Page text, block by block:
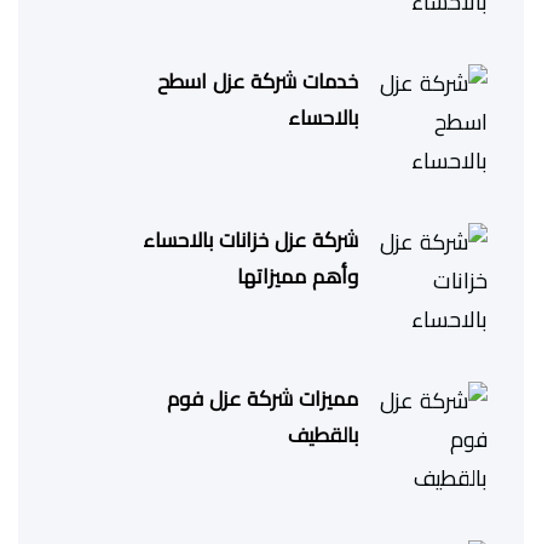
خدمات شركة عزل اسطح
بالاحساء
شركة عزل خزانات بالاحساء
وأهم مميزاتها
مميزات شركة عزل فوم
بالقطيف